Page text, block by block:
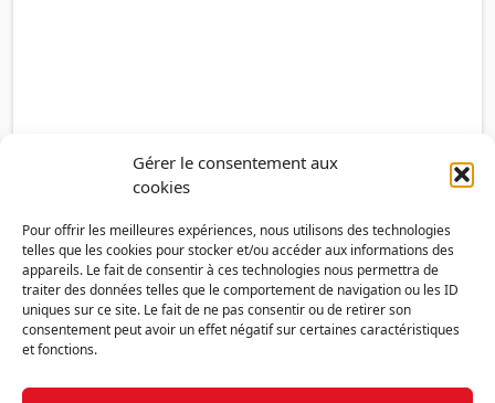
Gérer le consentement aux
cookies
Pour offrir les meilleures expériences, nous utilisons des technologies
telles que les cookies pour stocker et/ou accéder aux informations des
appareils. Le fait de consentir à ces technologies nous permettra de
traiter des données telles que le comportement de navigation ou les ID
uniques sur ce site. Le fait de ne pas consentir ou de retirer son
consentement peut avoir un effet négatif sur certaines caractéristiques
et fonctions.